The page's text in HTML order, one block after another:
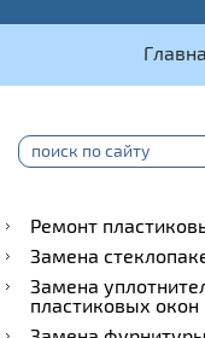
Ремонт
Замена
Замена
пластиковых окон